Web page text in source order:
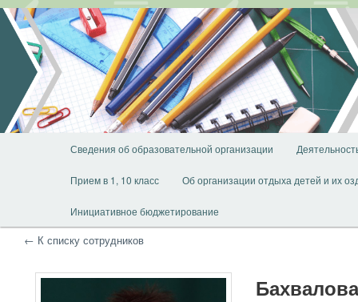
Перейти
основному
содержимому
Перейти
дополнительному
содержимому
Сведения об образовательной организации
Прием в 1, 10 класс Об организации отдыха детей и их
Инициативное бюджетирование
← К списку сотрудников